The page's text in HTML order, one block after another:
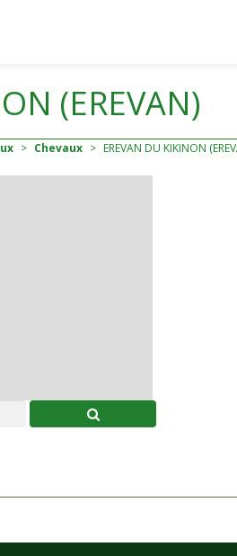
(EREVAN)
> Chevaux > EREVAN DU KIKINON